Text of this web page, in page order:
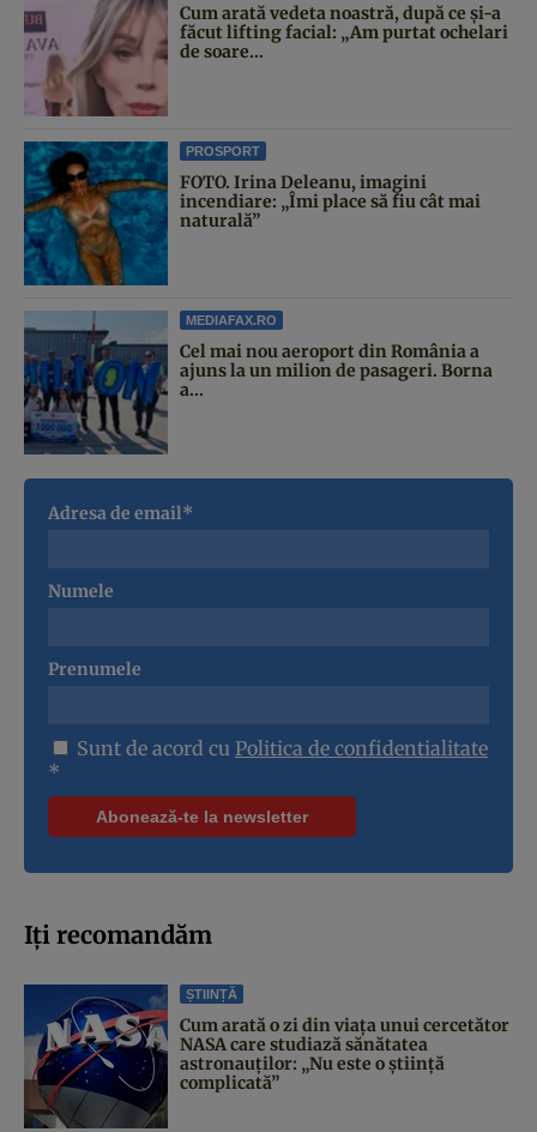
Cum arată vedeta noastră, după ce și-a
făcut lifting facial: „Am purtat ochelari
de soare...
PROSPORT
FOTO. Irina Deleanu, imagini
incendiare: „Îmi place să fiu cât mai
naturală”
MEDIAFAX.RO
Cel mai nou aeroport din România a
ajuns la un milion de pasageri. Borna
a...
Adresa de email*
Numele
Prenumele
Sunt de acord cu Politica de confidentialitate
*
Iți recomandăm
ȘTIINȚĂ
Cum arată o zi din viața unui cercetător
NASA care studiază sănătatea
astronauților: „Nu este o știință
complicată”